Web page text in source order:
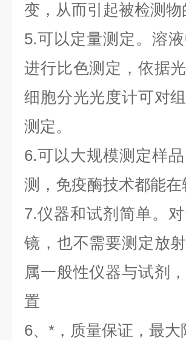
变，从而引起被检测物
5.可以定量测定。溶
进行比色测定，依据
细胞分光光度计可对
测定。
6.可以大规模测定样
测，免疫酶技术都能
7.仪器和试剂简单。
镜，也不需要测定放
属一般性仪器与试剂
置
6、*，质量保证，最